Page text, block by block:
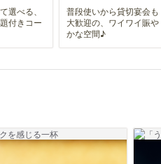
選べる、
付きコー
普段使いから貸切宴会も
大歓迎の、ワイワイ賑や
かな空間♪